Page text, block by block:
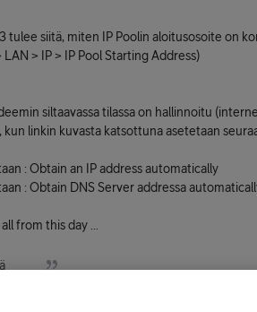
tulee siitä, miten IP Poolin aloitusosoite on
> IP > IP Pool Starting Address)
siltaavassa tilassa on hallinnoitu
kun linkin kuvasta katsottuna asetetaan
: Obtain an IP address automatically
: Obtain DNS Server addressa
from this day ...